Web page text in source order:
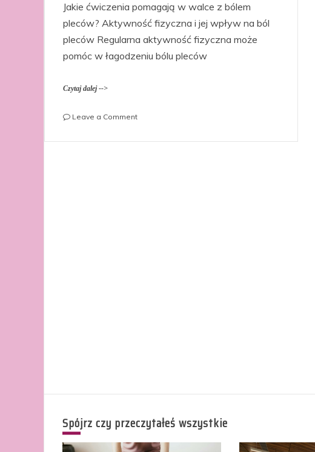
Jakie ćwiczenia pomagają w walce z bólem
pleców? Aktywność fizyczna i jej wpływ na ból
pleców Regularna aktywność fizyczna może
pomóc w łagodzeniu bólu pleców
Czytaj dalej -->
Leave a Commenton
ćwiczenia
Spójrz czy przeczytałeś wszystkie